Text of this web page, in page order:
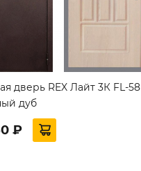
дверь REX Лайт 3К FL-58
дуб
₽